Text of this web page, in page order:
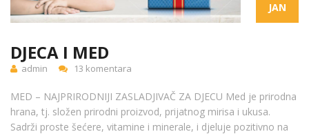
JAN
DJECA I MED
admin 13 komentara
MED – NAJPRIRODNIJI ZASLADJIVAČ ZA DJECU Med je prirodna
hrana, tj. složen prirodni proizvod, prijatnog mirisa i ukusa.
Sadrži proste šećere, vitamine i minerale, i djeluje pozitivno na